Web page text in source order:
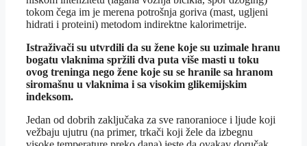
tokom čega im je merena potrošnja goriva (mast, ugljeni
hidrati i proteini) metodom indirektne kalorimetrije.
Istraživači su utvrdili da su žene koje su uzimale hranu
bogatu vlaknima spržili dva puta više masti u toku
ovog treninga nego žene koje su se hranile sa hranom
siromašnu u vlaknima i sa visokim glikemijskim
indeksom.
Jedan od dobrih zaključaka za sve ranoranioce i ljude koji
vežbaju ujutru (na primer, trkači koji žele da izbegnu